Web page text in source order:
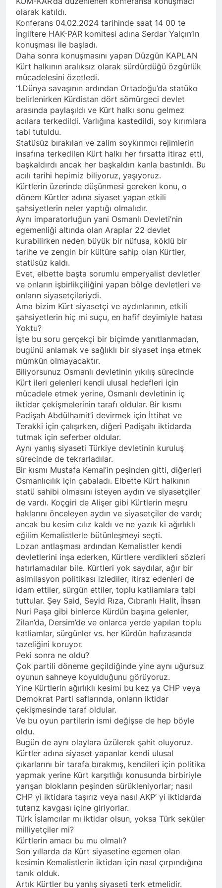
asla vaz geçmedi
PARê: Têkçûna heyî têkçûna
rê û polîtîkayên xelet in. Divê
Kurd li dora polîtîkayên
neteweyî yên rast bibin yek.
1 Yıl Ago
YÖNTEMLERDİR. KÜRTLER
DOĞRU, ULUSAL
POLİTİKALAR ETRAFINDA
KENETLENMELİ
1 Yıl Ago
HAK-PAR Genel Başkanı
Düzgün Kaplan’ın Kurdistan
partileri Hak ve Özgürlükler
Partisi (HAK-PAR), Kürdistan
Demokrat Partisi – Türkiye
(KDP-T), Kürdistan Sosyalist
Yurtseverler Partisi
(PWK)’nin ortaklaşa Van da
düzenledikleri çalıştayda
yaptığı konuşma:
1 Yıl Ago
HAK-PAR MERKEZİ KADIN
KOMİSYONU HEWLER’DE
ENKS Yİ ZİYARET ETTİ
HAK-PAR KADIN HEYETİ
HEWLER’DE HİZBÊN
ZEHMETKEŞÊN
KURDİSTANÊ KADIN
MECLİSİ ÜYELERİ İLE
GÖRÜŞTÜ
1 Yıl Ago
HAK-PAR KADIN HEYETİ
ALAKAD’I ZİYARET ETTİ.
1 Yıl Ago
HAK-PAR kadın komisyonu
üyesi Berin Eren
Kurdistan24 te Cemal
Batun’un konuğu oldu.
1 Yıl Ago
HAK-PAR PM üyesi
Siracettin Sarı; Almanya-
Bottrop’da “Ortadoğu,
Stratejileri” üzerine bir
konferans verdi.
HAK-PAR pm üyesi
Seracettin Sarı, 06.04.2025
tarihin de Almanya’nın
Bottrop kendinden sonra,
Hamburg kentinde de
”Ortadoğu, Kürtler ve Yeni
konferans serisine devam
etti.
1 Yıl Ago
HAK-PAR Genel başkanı
Meclise davet edildi.
HAK-PAR Mardin ili
Kızıltepe ilçe kongresi
yapıldı.
*Halkımızı kendi ulusal
talepleri etrafında
birleşmeye çağırıyoruz.*
HAK-PAR Parti Meclisi 12
Nisan 2025 tarihinde Ankara
genel merkezde toplanarak
gündemindeki konuları
görüştü ve aşağıdaki
açıklamayı kamuoyu ile
paylaşmayı kararlaştırdı.
1 Yıl Ago
HAK-PAR Mersin il örgütü
Newrozu coşkulu bir
etkinlikle kutladı
1 Yıl Ago
BAŞTA KÜRT HALKI OLMAK
ÜZERE HERKESİN, MEŞRU
HAKLARININ TESLİM
EDİLDİĞİ ADİL BİR DÜZEN
UMUDUMUZU CANLI
TUTARAK; RAMAZAN
BAYRAMINIZI
KUTLUYORUZ!
1 Yıl Ago
HAK-PAR, PDK-BAKUR, PSK,
PWK, Diyarbakır e Mardin’de
Halepçe Soykırımı’nı Andılar:
Halepçe Soykırımının
Yaraları, Ulusal Birlik ve
Kürdistan’ın Özgürlüğüyle
Sarılabilir
1 Yıl Ago
Ahmed el Şara ve Mazlum
Abdi’nin imzaladığı
anlaşma, Kürtlerin kolektif
haklarını içermiyor.
1 Yıl Ago
HAK-PAR Adana İl Kadın
Komisyonu 8 Mart Dünya
Kadınlar gününü kutladı
1 Yıl Ago
HAK-PAR Fransa Konferansı
Başarıyla Sonuçlandı
Düzgün KAPLAN; ‘PKK’ nin
feshi en başta Kürt halkının
yararına olacaktır.’
1 Yıl Ago
BASINA VE KAMUOYUNA
Eşitlik ve özgürlük
Bugün 8 Mart Dünya
kadınlar günü.
ve PWK DEN YEREL İŞ
BİRLİĞİ
1 Yıl Ago
HAK-PAR Hewler temsilcisi
Mehmet Şirin Timur; HAK-
PAR heyetine gösterilen ilgi
için teşekkür ediyoruz.
1 Yıl Ago
HAK-PAR BAŞKANLIK
PKK den ibaret değildir.’
1 Yıl Ago
*HAK-PAR Genel başkanı
Düzgün KAPLAN,* *Erbil’de
RUDAW’ın düzenlediği
“Ortadoğu’nun Geleceğinde
Belirsizlikler” Formuna
katıldı*
1 Yıl Ago
HAK-PAR Genel Başkanı
Düzgün Kaplan “Hewler
Ortadoğu’nun politik
merkezine dönüşmektedir”
1 Yıl Ago
HAK-PAR, PSK VE PWK
MEYDANINDA ORTAK
BASIN AÇIKLAMASI YAPTI
1 Yıl Ago
Dünya Anadil Günü’nde HAK-
PAR’ın eski genel başkanı
konferans Dünya Anadil
HAK-PAR Viyana
olarak katıldı.
Konferans 04.02.2024 tarihinde saat 14 00 te
İngiltere HAK-PAR komitesi adına Serdar Yalçın’In
konuşması ile başladı.
Daha sonra konuşmasını yapan Düzgün KAPLAN
Kürt halkının aralıksız olarak sürdürdüğü özgürlük
mücadelesini özetledi.
‘1.Dünya savaşının ardından Ortadoğu’da statüko
belirlenirken Kürdistan dört sömürgeci devlet
arasında paylaşıldı ve Kürt halkı sonu gelmez
acılara terkedildi. Varlığına kastedildi, soy kırımlara
tabi tutuldu.
Statüsüz bırakılan ve zalim soykırımcı rejimlerin
insafına terkedilen Kürt halkı her fırsatta itiraz etti,
başkaldırdı ancak her başkaldırı kanla bastırıldı. Bu
acılı tarihi hepimiz biliyoruz, yaşıyoruz.
Kürtlerin üzerinde düşünmesi gereken konu, o
dönem Kürtler adına siyaset yapan etkili
şahsiyetlerin neler yaptığı olmalıdır.
Aynı imparatorluğun yani Osmanlı Devleti’nin
egemenliği altında olan Araplar 22 devlet
kurabilirken neden büyük bir nüfusa, köklü bir
tarihe ve zengin bir kültüre sahip olan Kürtler,
statüsüz kaldı.
Evet, elbette başta sorumlu emperyalist devletler
ve onların işbirlikçiliğini yapan bölge devletleri ve
onların siyasetçileriydi.
Ama bizim Kürt siyasetçi ve aydınlarının, etkili
şahsiyetlerin hiç mi suçu, en hafif deyimiyle hatası
Yoktu?
İşte bu soru gerçekçi bir biçimde yanıtlanmadan,
bugünü anlamak ve sağlıklı bir siyaset inşa etmek
mümkün olmayacaktır.
Biliyorsunuz Osmanlı devletinin yıkılış sürecinde
Kürt ileri gelenleri kendi ulusal hedefleri için
mücadele etmek yerine, Osmanlı devletinin iç
iktidar çekişmelerinin tarafı oldular. Bir kısmı
Padişah Abdülhamit’i devirmek için İttihat ve
Terakki için çalışırken, diğeri Padişahı iktidarda
tutmak için seferber oldular.
Aynı yanlış siyaseti Türkiye devletinin kuruluş
sürecinde de tekrarladılar.
Bir kısmı Mustafa Kemal’in peşinden gitti, diğerleri
Osmanlıcılık için çabaladı. Elbette Kürt halkının
statü sahibi olmasını isteyen aydın ve siyasetçiler
de vardı. Koçgiri de Alişer gibi Kürtlerin meşru
haklarını önceleyen aydın ve siyasetçiler de vardı;
ancak bu kesim cılız kaldı ve ne yazık ki ağırlıklı
eğilim Kemalistlerle bütünleşmeyi seçti.
Lozan antlaşması ardından Kemalistler kendi
devletlerini inşa ederken, Kürtlere verdikleri sözleri
hatırlamadılar bile. Kürtleri yok saydılar, ağır bir
asimilasyon politikası izlediler, itiraz edenleri de
idam ettiler, sürgün ettiler, toplu katliamlara tabi
tuttular. Şey Said, Seyid Rıza, Cıbranlı Halit, İhsan
Nuri Paşa gibi binlerce Kürdün başına gelenler,
Zilan’da, Dersim’de ve onlarca yerde yapılan toplu
katliamlar, sürgünler vs. her Kürdün hafızasında
tazeliğini koruyor.
Peki sonra ne oldu?
Çok partili döneme geçildiğinde yine aynı uğursuz
oyunun sahneye koyulduğunu görüyoruz.
Yine Kürtlerin ağırlıklı kesimi bu kez ya CHP veya
Demokrat Parti saflarında, onların iktidar
çekişmesinde taraf oldular.
Ve bu oyun partilerin ismi değişse de hep böyle
oldu.
Bugün de aynı olaylara üzülerek şahit oluyoruz.
Kürtler adına siyaset yapanlar kendi ulusal
çıkarlarını bir tarafa bırakmış, kendileri için politika
yapmak yerine Kürt karşıtlığı konusunda birbiriyle
yarışan blokların peşinden sürükleniyorlar; nasıl
CHP yi iktidara taşırız veya nasıl AKP‘ yi iktidarda
tutarız kavgası içine giriyorlar.
Türk İslamcılar mı iktidar olsun, yoksa Türk seküler
milliyetçiler mi?
Kürtlerin amacı bu mu olmalı?
Son yıllarda da Kürt siyasetine egemen olan
kesimin Kemalistlerin iktidarı için nasıl çırpındığına
tanık olduk.
Artık Kürtler bu yanlış siyaseti terk etmelidir.